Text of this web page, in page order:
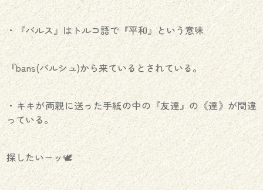
・『バルス』はトルコ語で『平和』という意味
『bans(バルシュ)から来ているとされている。
・キキが両親に送った手紙の中の『友達』の《達》が間違
っている。
探したいーッ🕊